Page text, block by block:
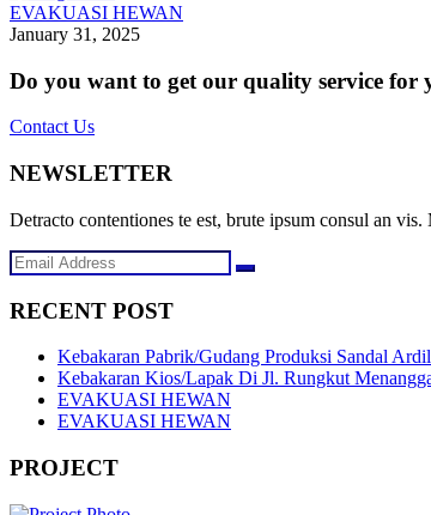
EVAKUASI HEWAN
January 31, 2025
Do you want to get our quality service for
Contact Us
NEWSLETTER
Detracto contentiones te est, brute ipsum consul an
RECENT POST
Kebakaran Pabrik/Gudang Produksi Sandal
Kebakaran Kios/Lapak Di Jl. Rungkut
EVAKUASI HEWAN
EVAKUASI HEWAN
PROJECT